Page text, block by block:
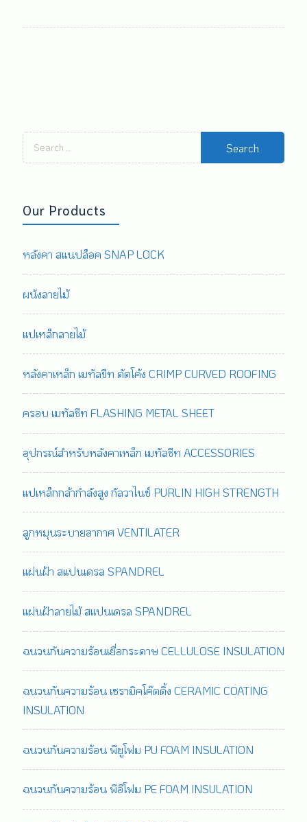
Search
for:
Our Products
หลังคา สแนปล็อค SNAP LOCK
ผนังลายไม้
แปเหล็กลายไม้
หลังคาเหล็ก เมทัลชีท ดัดโค้ง CRIMP CURVED ROOFING
ครอบ เมทัลชีท FLASHING METAL SHEET
อุปกรณ์สำหรับหลังคาเหล็ก เมทัลชีท ACCESSORIES
แปเหล็กกล้ากำลังสูง กัลวาไนซ์ PURLIN HIGH STRENGTH
ลูกหมุนระบายอากาศ VENTILATER
แผ่นฝ้า สแปนเดรล SPANDREL
แผ่นฝ้าลายไม้ สแปนเดรล SPANDREL
ฉนวนกันความร้อนเยื่อกระดาษ CELLULOSE INSULATION
ฉนวนกันความร้อน เซรามิคโค๊ตติ้ง CERAMIC COATING
INSULATION
ฉนวนกันความร้อน พียูโฟม PU FOAM INSULATION
ฉนวนกันความร้อน พีอีโฟม PE FOAM INSULATION